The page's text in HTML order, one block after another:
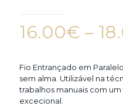
16.00€ –
Fio Entrançado em
sem alma. Utilizável na
trabalhos manuais com
excecional.